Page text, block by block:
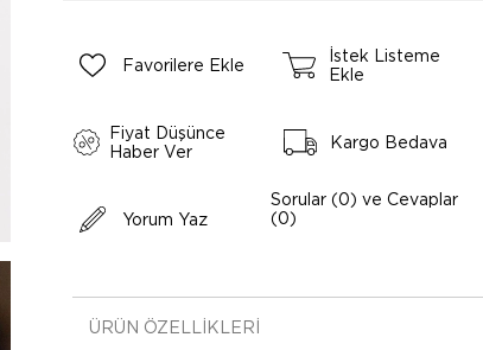
Favorilere Ekle
İstek Listeme
Ekle
Fiyat Düşünce
Haber Ver
Kargo Bedava
Yorum Yaz
Sorular (0) ve Cevaplar
(0)
ÜRÜN ÖZELLIKLERI